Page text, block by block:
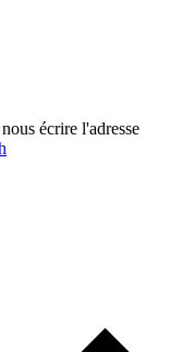
écrire l'adresse